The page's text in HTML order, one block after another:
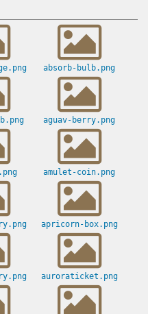
absorb-bulb.png
aguav-berry.png
amulet-coin.png
apricorn-box.png
auroraticket.png